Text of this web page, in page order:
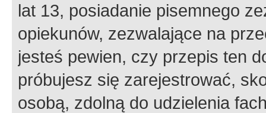
lat 13, posiadanie pisemnego
opiekunów, zezwalające na
jesteś pewien, czy przepis ten
próbujesz się zarejestrować,
osobą, zdolną do udzielenia